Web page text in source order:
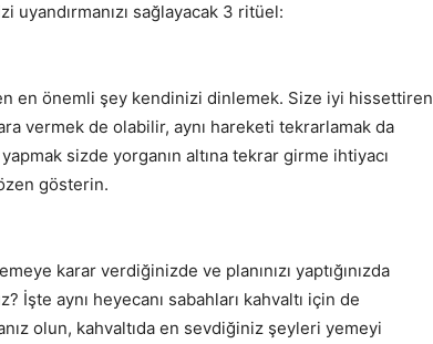
uyandırmanızı sağlayacak 3 ritüel:
en önemli şey kendinizi dinlemek. Size iyi hissettiren
vermek de olabilir, aynı hareketi tekrarlamak da
sizde yorganın altına tekrar girme ihtiyacı
gösterin.
karar verdiğinizde ve planınızı yaptığınızda
İşte aynı heyecanı sabahları kahvaltı için de
olun, kahvaltıda en sevdiğiniz şeyleri yemeyi